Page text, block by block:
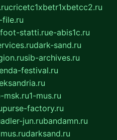
cricetc1xbetr1xbetcc2.ru
file.ru
statti.rue-abis1c.ru
dark-sand.ru
sib-archives.ru
festival.ru
msk.ru1-mus.ru
purse-factory.ru
adler-jun.rubandamn.ru
darksand.ru